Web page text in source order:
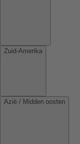
Zuid-Amerika
Azië / Midden oosten